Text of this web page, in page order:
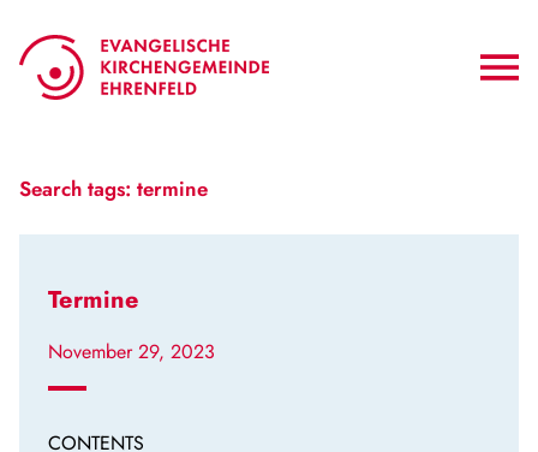
Inhalt
springen
Search tags: termine
Termine
November 29, 2023
CONTENTS